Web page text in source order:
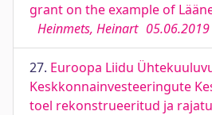
grant on the example of
Heinmets, Heinart 05.06.2019
27. Euroopa Liidu
Keskkonnainvesteeringute
toel rekonstrueeritud ja